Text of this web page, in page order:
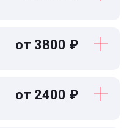
от 3800 ₽
от 2400 ₽